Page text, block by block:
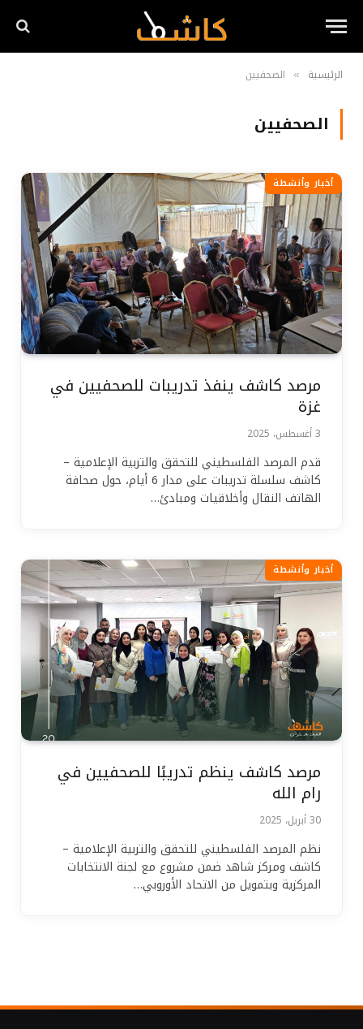
الرئيسية » الصحفيين
الصحفيين
أخبار وأنشطة
مرصد كاشف ينفذ تدريبات للصحفيين في
غزة
3 أغسطس، 2025
قدم المرصد الفلسطيني للتحقق والتربية الإعلامية –
كاشف سلسلة تدريبات على مدار 6 أيام، حول صحافة
الهاتف النقال وأخلاقيات ومبادئ…
أخبار وأنشطة
مرصد كاشف ينظم تدريبًا للصحفيين في
رام الله
30 أبريل، 2025
نظم المرصد الفلسطيني للتحقق والتربية الإعلامية –
كاشف ومركز شاهد ضمن مشروع مع لجنة الانتخابات
المركزية وبتمويل من الاتحاد الأوروبي…